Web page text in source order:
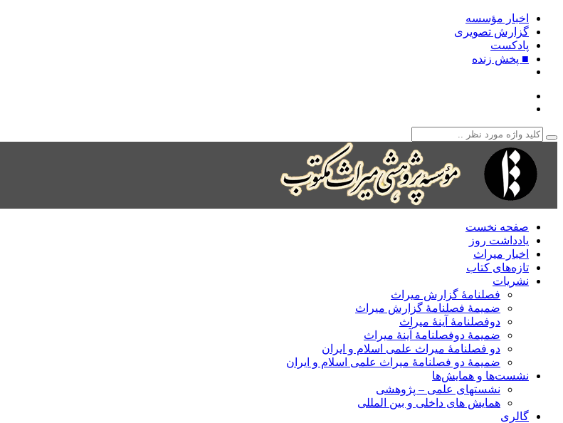
اخبار مؤسسه
گزارش تصویری
پادکست‌
■ پخش زنده
صفحه نخست
یادداشت روز
اخبار میراث
تازه‌های کتاب
نشریات
فصلنامۀ گزارش میراث
ضمیمۀ فصلنامۀ گزارش میراث
دوفصلنامۀ آینۀ میراث
ضمیمۀ دوفصلنامۀ آینۀ میراث
دو فصلنامۀ میراث علمی اسلام و ایران
ضمیمۀ دو فصلنامۀ میراث علمی اسلام و ایران
نشست‌ها و همایش‌ها
نشستهای علمی – پژوهشی
همایش های داخلی و بین المللی
گالری